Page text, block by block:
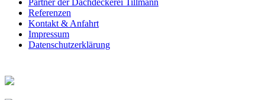
Partner der Dachdeckerei Tillmann
Referenzen
Kontakt & Anfahrt
Impressum
Datenschutzerklärung